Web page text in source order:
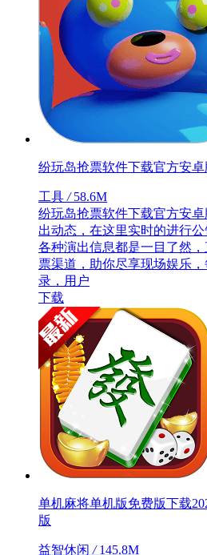
纷玩岛抢票软件下载官方安卓
工具 /58.6M
纷玩岛抢票软件下载官方安
出动态，在这里实时的进行
各种演出信息都是一目了然
票渠道，助你尽享现场娱乐
录，用户
下载
单机麻将单机版免费版下载
版
益智休闲 /145.8M